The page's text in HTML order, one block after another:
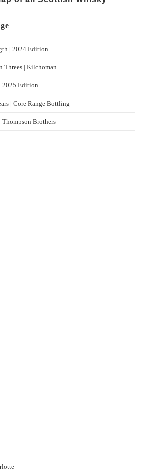
| 2024 Edition
Threes | Kilchoman
2025 Edition
| Core Range Bottling
Brothers